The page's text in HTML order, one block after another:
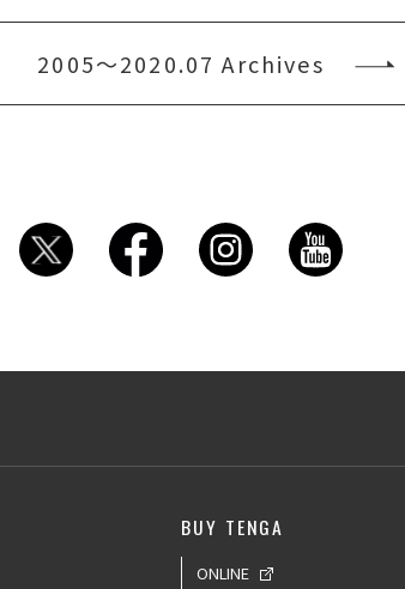
2005〜2020.07 Archives
BUY TENGA
ONLINE